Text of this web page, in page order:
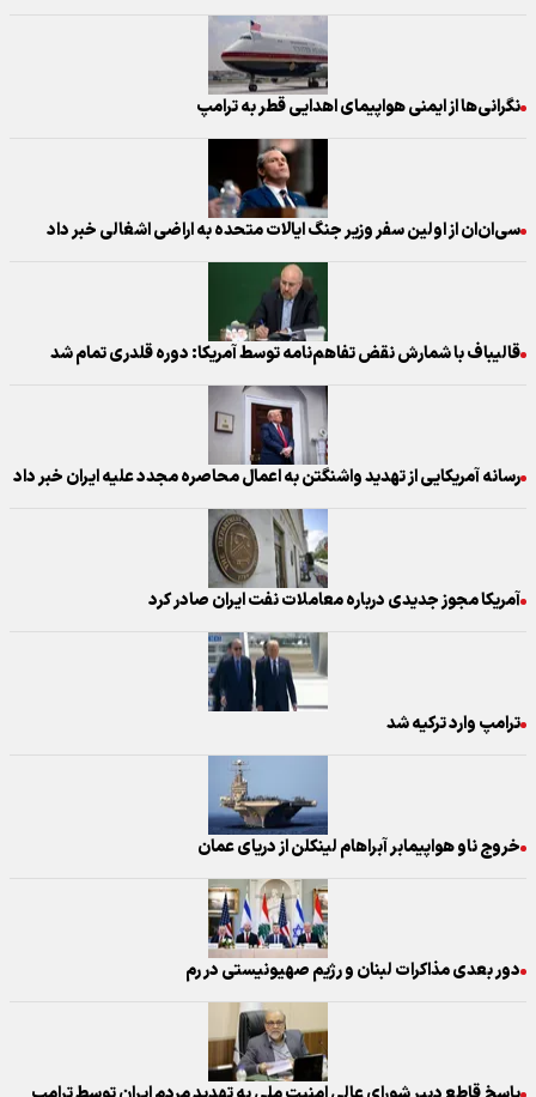
نگرانی‌ها از ایمنی هواپیمای اهدایی قطر به ترامپ
سی‌ان‌ان از اولین سفر وزیر جنگ ایالات متحده به اراضی اشغالی خبر داد
قالیباف با شمارش نقض تفاهم‌نامه توسط آمریکا: دوره قلدری تمام شد
رسانه آمریکایی از تهدید واشنگتن به اعمال محاصره مجدد علیه ایران خبر داد
آمریکا مجوز جدیدی درباره معاملات نفت ایران صادر کرد
ترامپ وارد ترکیه شد
خروج ناو هواپیمابر آبراهام لینکلن از دریای عمان
دور بعدی مذاکرات لبنان و رژیم صهیونیستی در رم